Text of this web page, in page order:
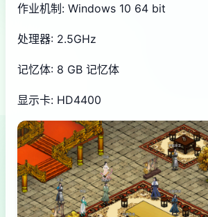
作业机制: Windows 10 64 bit
处理器: 2.5GHz
记忆体: 8 GB 记忆体
显示卡: HD4400